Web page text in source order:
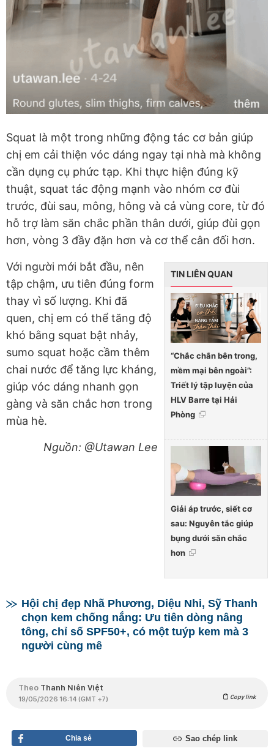
Squat là một trong những động tác cơ bản giúp
chị em cải thiện vóc dáng ngay tại nhà mà không
cần dụng cụ phức tạp. Khi thực hiện đúng kỹ
thuật, squat tác động mạnh vào nhóm cơ đùi
trước, đùi sau, mông, hông và cả vùng core, từ đó
hỗ trợ làm săn chắc phần thân dưới, giúp đùi gọn
hơn, vòng 3 đầy đặn hơn và cơ thể cân đối hơn.
TIN LIÊN QUAN
“Chắc chắn bên trong,
mềm mại bên ngoài”:
Triết lý tập luyện của
HLV Barre tại Hải
Phòng
Giải áp trước, siết cơ
sau: Nguyên tắc giúp
bụng dưới săn chắc
hơn
Với người mới bắt đầu, nên
tập chậm, ưu tiên đúng form
thay vì số lượng. Khi đã
quen, chị em có thể tăng độ
khó bằng squat bật nhảy,
sumo squat hoặc cầm thêm
chai nước để tăng lực kháng,
giúp vóc dáng nhanh gọn
gàng và săn chắc hơn trong
mùa hè.
Nguồn: @Utawan Lee
Hội chị đẹp Nhã Phương, Diệu Nhi, Sỹ Thanh
chọn kem chống nắng: Ưu tiên dòng nâng
tông, chỉ số SPF50+, có một tuýp kem mà 3
người cùng mê
Theo Thanh Niên Việt
19/05/2026 16:14 (GMT +7) Copy link
Chia sẻ Sao chép link